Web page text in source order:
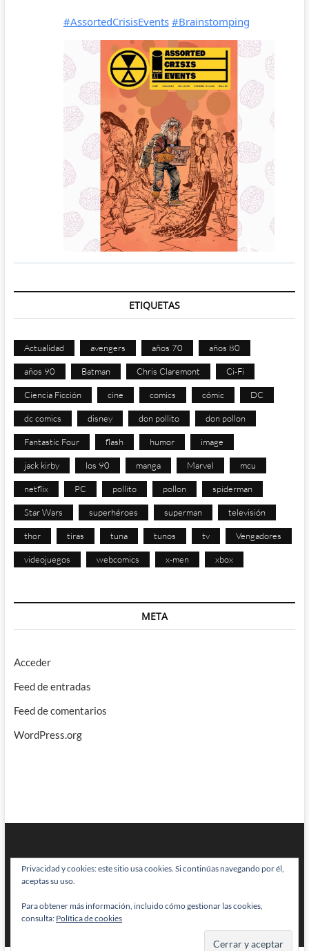
ETIQUETAS
Actualidad avengers años 70 años 80
años 90 Batman Chris Claremont Ci-Fi
Ciencia Ficción cine comics cómic DC
dc comics disney don pollito don pollon
Fantastic Four flash humor image
jack kirby los 90 manga Marvel mcu
netflix PC pollito pollon spiderman
Star Wars superhéroes superman televisión
thor tiras tuna tunos tv Vengadores
videojuegos webcomics x-men xbox
META
Acceder
Feed de entradas
Feed de comentarios
WordPress.org
BRAINSTOMPING| Diseñado por:Theme Freesia|WordPress| © Todos
los derechos reservados
Privacidad y cookies: este sitio usa cookies. Si continúas navegando por él,
aceptas su uso.
Para obtener más información, incluido cómo gestionar las cookies,
consulta: Política de cookies